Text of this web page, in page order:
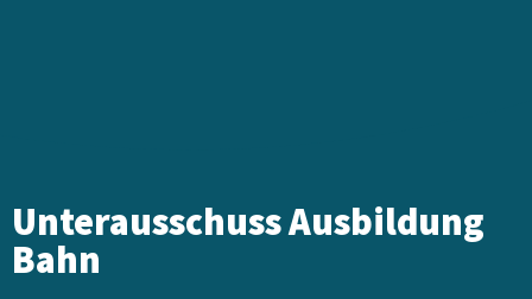
Unterausschuss Ausbildung
Bahn